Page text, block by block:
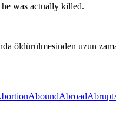
was actually killed.
öldürülmesinden uzun
AboundAbroadAbrupt